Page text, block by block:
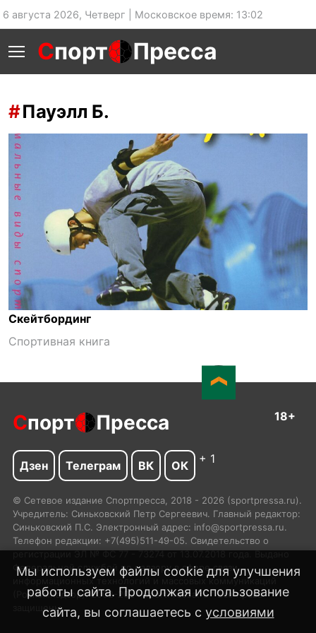
6 августа 2026, Четверг | Московское время: 13:02
Спорт Пресса
Пауэлл Б.
Скейтбординг
Спортивная книга
Мы используем файлы cookie для улучшения
работы сайта. Продолжая использование
сайта, вы соглашаетесь с условиями
Спорт Пресса 18+
Дзен Телеграм ВК ОК + 1
© Сетевое издание Спортпресса, 2018 - 2026 (sportpressa.ru).
Учредитель: Синьковский Петр Сергеевич. Главный редактор:
Синьковский П.С. Электронный адрес: info@sportpressa.ru.
Телефон редакции: +7(495)511-49-05. Свидетельство о
регистрации ЭЛ № ФС 77 - 73274 от 13.07.2018 года. Выдано
Федеральной службой по надзору в сфере связи,
информационных технологий и массовых коммуникаций
(Роскомнадзор). 2002-2024 SportPressa.ru™ Все права
защищены.